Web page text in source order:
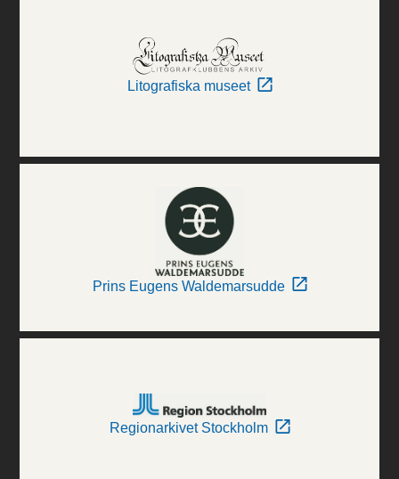
Litografiska museet
Prins Eugens Waldemarsudde
Regionarkivet Stockholm